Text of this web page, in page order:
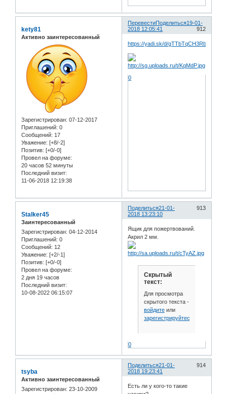
ПеревестиПоделиться
912
19-01-
2018 12:05:41
kety81
Активно заинтересованный
Зарегистрирован: 07-12-2017
Приглашений: 0
Сообщений: 17
Уважение: [+8/-2]
Позитив: [+0/-0]
Провел на форуме:
20 часов 52 минуты
Последний визит:
11-06-2018 12:19:38
https://yadi.sk/d/gTTbTqCH3RbFgY
0
Поделиться 913
21-01-
2018 13:23:10
Stalker45
Заинтересованный
Зарегистрирован: 04-12-2014
Приглашений: 0
Сообщений: 12
Уважение: [+2/-1]
Позитив: [+0/-0]
Провел на форуме:
2 дня 19 часов
Последний визит:
10-08-2022 06:15:07
Ящик для пожертвований.
Акрил 2 мм.
Скрытый
текст:
Для просмотра
скрытого текста -
войдитеили
зарегистрируйтесь
0
Поделиться 914
21-01-
2018 19:23:41
tsyba
Активно заинтересованный
Зарегистрирован: 23-10-2009
Есть ли у кого-то такие